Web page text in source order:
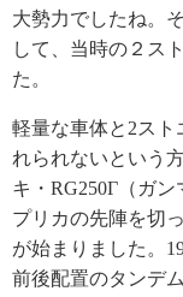
大勢力でしたね。
して、当時の２ス
た。
軽量な車体と2ス
れられないという
キ・RG250Γ（ガ
プリカの先陣を切
が始まりました。
前後配置のタンデ